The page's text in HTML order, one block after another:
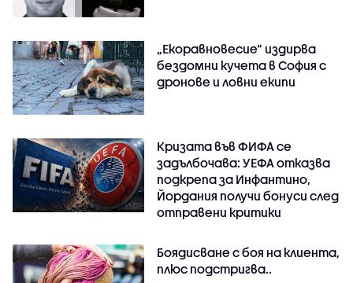
„Екоравновесие“ издирва
бездомни кучета в София с
дронове и ловни екипи
Кризата във ФИФА се
задълбочава: УЕФА отказва
подкрепа за Инфантино,
Йордания получи бонуси след
отправени критики
Боядисване с боя на клиента,
плюс подстригва..